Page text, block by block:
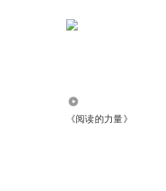
《阅读的力量》